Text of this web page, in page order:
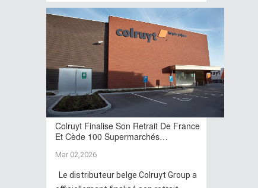
Colruyt Finalise Son Retrait De France
Et Cède 100 Supermarchés…
Mar 02,2026
Le distributeur belge Colruyt Group a